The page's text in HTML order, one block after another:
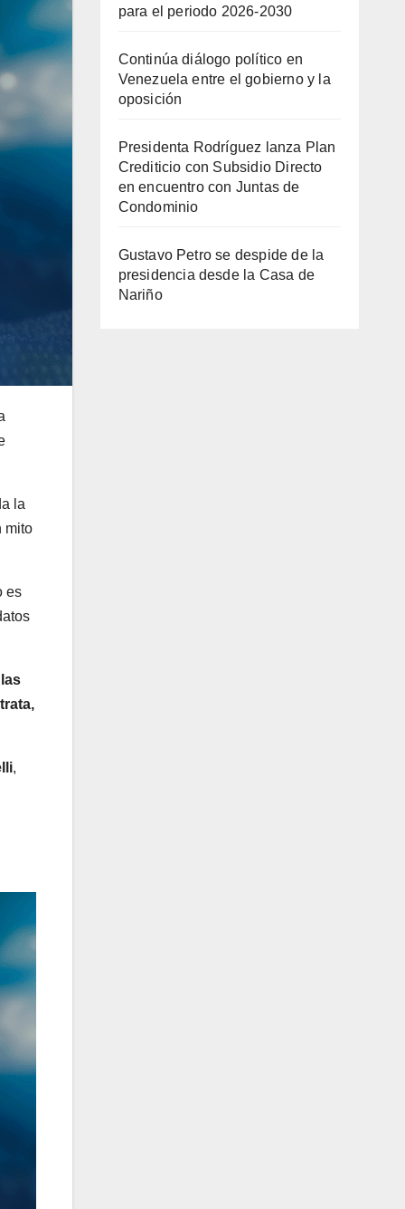
la
mito
es
,
para el periodo 2026-2030
Continúa diálogo político en
Venezuela entre el gobierno y la
oposición
Presidenta Rodríguez lanza Plan
Crediticio con Subsidio Directo
en encuentro con Juntas de
Condominio
Gustavo Petro se despide de la
presidencia desde la Casa de
Nariño